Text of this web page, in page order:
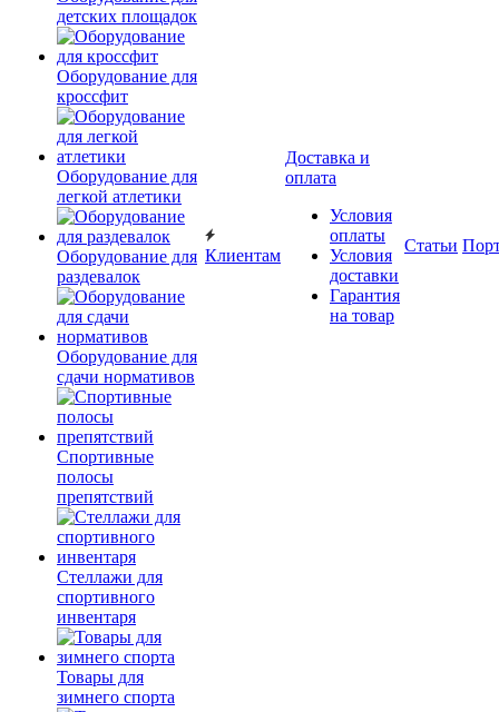
детских площадок
Оборудование для
кроссфит
Оборудование для
легкой атлетики
Оборудование для
раздевалок
Оборудование для
сдачи нормативов
Спортивные
полосы
препятствий
Стеллажи для
спортивного
инвентаря
Товары для
зимнего спорта
Клиентам
Доставка и
оплата
Условия
оплаты
Условия
доставки
Гарантия
на товар
Статьи